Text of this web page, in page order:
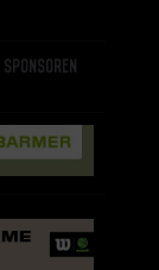
Sponsoren